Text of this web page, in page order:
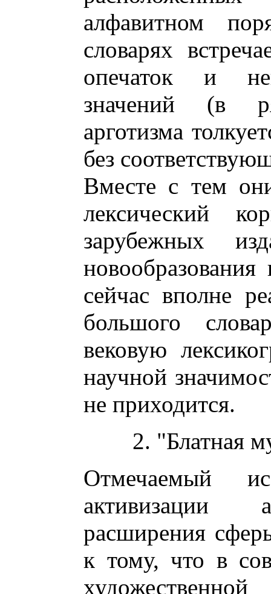
алфавитном
словарях
опечаток и
значений (в
арготизма
без
Вместе с тем
лексический
зарубежных
сейчас вполне
большого
вековую
научной
не приходится.
2. "Блатная
Отмечаемый
активизации
расширения
к тому, что в